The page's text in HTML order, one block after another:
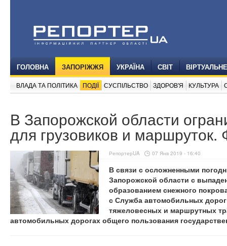
ГОЛОВНА ЗАПОРІЖЖЯ УКРАЇНА СВІТ
ВЛАДА ТА ПОЛІТИКА ПОДІЇ СУСПІЛЬСТВО ЗДОРОВ'Я КУЛЬТУРА
В Запорожской области
для грузовиков и маршруток.
РепортерUA 07 Янв 2019 - 16:40
В связи с осложненными
Запорожской области с
образованием снежного
с Служба автомобильных
тяжеловесных и маршрутных
автомобильных дорогах общего пользования